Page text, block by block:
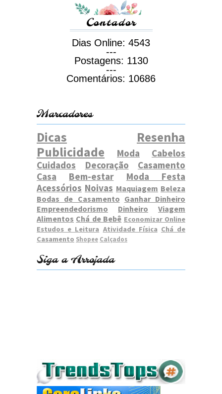
Contador
Dias Online: 4543
---
Postagens: 1130
---
Comentários: 10686
Marcadores
Dicas
Resenha
Publicidade
Moda
Cabelos
Cuidados
Decoração
Casamento
Casa
Bem-estar
Moda Festa
Acessórios Noivas Maquiagem Beleza
Bodas de Casamento Ganhar Dinheiro
Empreendedorismo
Dinheiro
Viagem
Alimentos Chá de Bebê Economizar Online
Estudos e Leitura Atividade Física Chá de
Casamento Shopee Calçados
Siga a Arrojada